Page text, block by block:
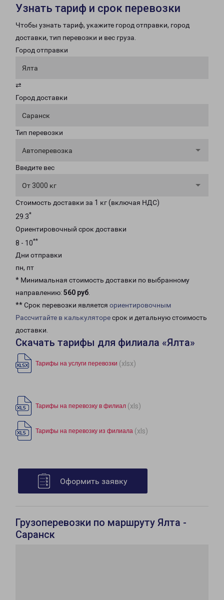
Узнать тариф и срок перевозки
Чтобы узнать тариф, укажите город отправки, город
доставки, тип перевозки и вес груза.
Город отправки
Ялта
⇄
Город доставки
Саранск
Тип перевозки
Автоперевозка
Введите вес
От 3000 кг
Стоимость доставки за 1 кг (включая НДС)
29.3*
Ориентировочный срок доставки
8 - 10**
Дни отправки
пн, пт
* Минимальная стоимость доставки по выбранному
направлению: 560 руб.
** Срок перевозки является ориентировочным
Рассчитайте в калькуляторесрок и детальную стоимость
доставки.
Скачать тарифы для филиала «Ялта»
Тарифы на услуги перевозки (xlsx)
Тарифы на перевозку в филиал (xls)
Тарифы на перевозку из филиала (xls)
Оформить заявку
Грузоперевозки по маршруту Ялта -
Саранск